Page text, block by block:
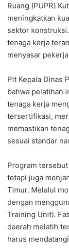
Ruang (PUPR)
meningkatkan
sektor
tenaga kerja
menyasar
Plt Kepala Dinas
bahwa pelatihan
tenaga kerja
tersertifikasi,
memastikan
sesuai standar
Program
tetapi juga
Timur. Melalui
dengan
Training Unit).
daerah melatih
harus